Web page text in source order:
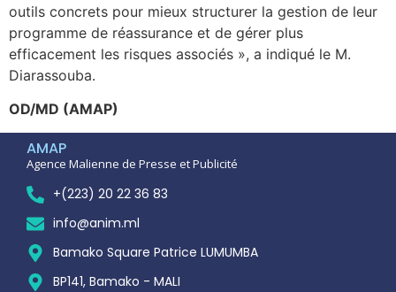
outils concrets pour mieux structurer la gestion de leur
programme de réassurance et de gérer plus
efficacement les risques associés », a indiqué le M.
Diarassouba.
OD/MD (AMAP)
AMAP
Agence Malienne de Presse et Publicité
+(223) 20 22 36 83
info@anim.ml
Bamako Square Patrice LUMUMBA
BP141, Bamako - MALI